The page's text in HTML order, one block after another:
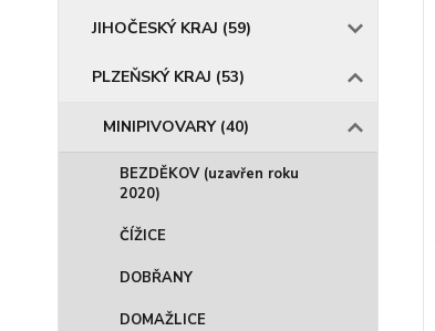
JIHOČESKÝ KRAJ (59)
PLZEŇSKÝ KRAJ (53)
MINIPIVOVARY (40)
BEZDĚKOV (uzavřen roku
2020)
ČÍŽICE
DOBŘANY
DOMAŽLICE